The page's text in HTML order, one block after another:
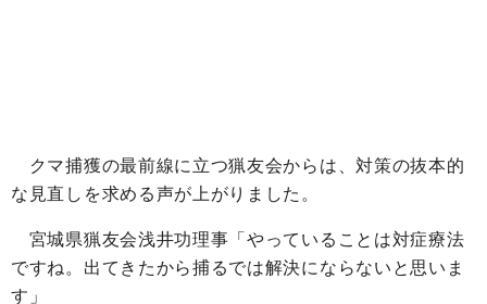
クマ捕獲の最前線に立つ猟友会からは、対策の抜本的
な見直しを求める声が上がりました。
宮城県猟友会浅井功理事「やっていることは対症療法
ですね。出てきたから捕るでは解決にならないと思いま
す」